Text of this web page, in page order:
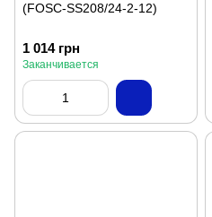
(FOSC-SS208/24-2-12)
1 014 грн
Заканчивается